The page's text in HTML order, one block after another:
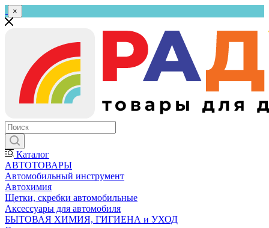
×
Каталог
АВТОТОВАРЫ
Автомобильный инструмент
Автохимия
Щетки, скребки автомобильные
Аксессуары для автомобиля
БЫТОВАЯ ХИМИЯ, ГИГИЕНА и УХОД